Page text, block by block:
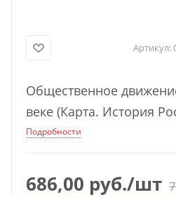
Артикул:
Общественное
веке (Карта. История
Подробности
686,00 руб./шт